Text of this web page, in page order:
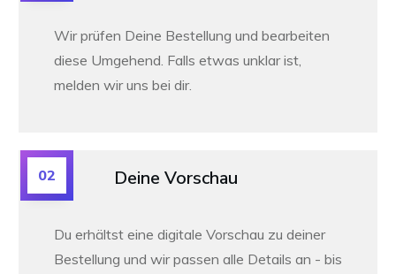
Wir prüfen Deine Bestellung und bearbeiten
diese Umgehend. Falls etwas unklar ist,
melden wir uns bei dir.
Deine Vorschau
02
Du erhältst eine digitale Vorschau zu deiner
Bestellung und wir passen alle Details an - bis